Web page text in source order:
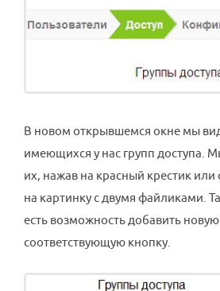
В новом открывшемся окне мы
имеющихся у нас групп доступа.
их, нажав на красный крестик
на картинку с двумя файликами.
есть возможность добавить
соответствующую кнопку.